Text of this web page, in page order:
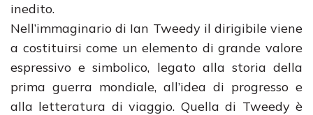
inedito.
Nell’immaginario di Ian Tweedy il dirigibile viene
a costituirsi come un elemento di grande valore
espressivo e simbolico, legato alla storia della
prima guerra mondiale, all’idea di progresso e
alla letteratura di viaggio. Quella di Tweedy è